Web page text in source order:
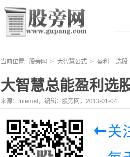
当前位置: 股旁网 > 大智慧公式 > 盈利 选股
大智慧总能盈利选
来源：Internet，编辑：股旁网，2013-01-04